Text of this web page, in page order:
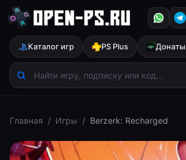
Каталог игр PS Plus Донаты
Главная / Игры / Berzerk: Recharged